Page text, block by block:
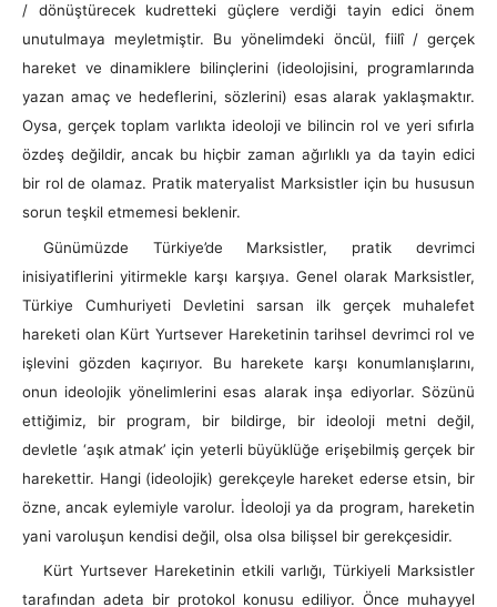
/ dönüştürecek kudretteki güçlere verdiği tayin edici önem
unutulmaya meyletmiştir. Bu yönelimdeki öncül, fiilî / gerçek
hareket ve dinamiklere bilinçlerini (ideolojisini, programlarında
yazan amaç ve hedeflerini, sözlerini) esas alarak yaklaşmaktır.
Oysa, gerçek toplam varlıkta ideoloji ve bilincin rol ve yeri sıfırla
özdeş değildir, ancak bu hiçbir zaman ağırlıklı ya da tayin edici
bir rol de olamaz. Pratik materyalist Marksistler için bu hususun
sorun teşkil etmemesi beklenir.
Günümüzde Türkiye’de Marksistler, pratik devrimci
inisiyatiflerini yitirmekle karşı karşıya. Genel olarak Marksistler,
Türkiye Cumhuriyeti Devletini sarsan ilk gerçek muhalefet
hareketi olan Kürt Yurtsever Hareketinin tarihsel devrimci rol ve
işlevini gözden kaçırıyor. Bu harekete karşı konumlanışlarını,
onun ideolojik yönelimlerini esas alarak inşa ediyorlar. Sözünü
ettiğimiz, bir program, bir bildirge, bir ideoloji metni değil,
devletle ‘aşık atmak’ için yeterli büyüklüğe erişebilmiş gerçek bir
harekettir. Hangi (ideolojik) gerekçeyle hareket ederse etsin, bir
özne, ancak eylemiyle varolur. İdeoloji ya da program, hareketin
yani varoluşun kendisi değil, olsa olsa bilişsel bir gerekçesidir.
Kürt Yurtsever Hareketinin etkili varlığı, Türkiyeli Marksistler
tarafından adeta bir protokol konusu ediliyor. Önce muhayyel